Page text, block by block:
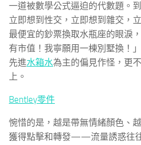
一道被數學公式逼迫的代數題。
立即想到性交，立即想到雜交，
最便宜的鈔票換取水瓶座的眼淚
有市值！我寧願用一棟別墅換！
先進水箱水為主的偏見作怪，更
上。
Bentley零件
惋惜的是，越是帶無情緒顏色、
獲得點擊和轉發——流量誘惑往